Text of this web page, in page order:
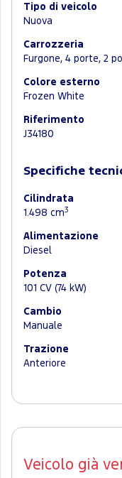
Tipo di veicolo
Nuova
Carrozzeria
Furgone, 4 porte, 2
Colore esterno
Frozen White
Riferimento
J34180
Specifiche
Cilindrata
1.498 cm3
Alimentazione
Diesel
Potenza
101 CV (74 kW)
Cambio
Manuale
Trazione
Anteriore
Veicolo già